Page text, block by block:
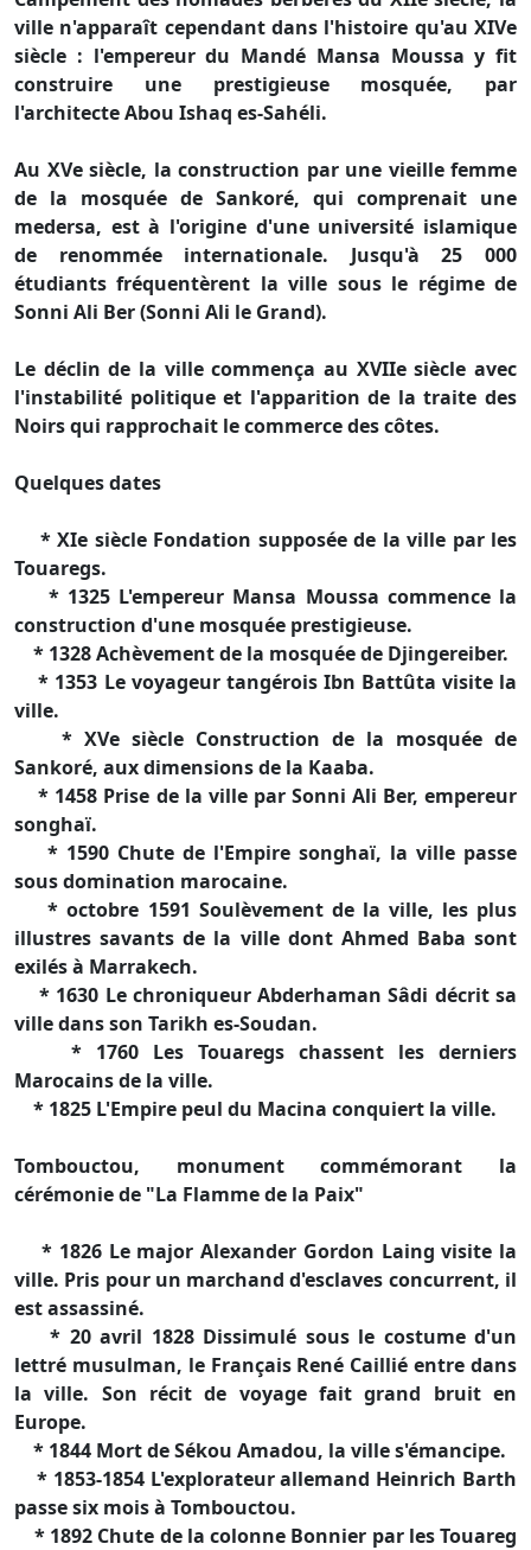
ville n'apparaît cependant dans l'histoire qu'au XIVe
siècle : l'empereur du Mandé Mansa Moussa y fit
construire une prestigieuse mosquée, par
l'architecte Abou Ishaq es-Sahéli.
Au XVe siècle, la construction par une vieille femme
de la mosquée de Sankoré, qui comprenait une
medersa, est à l'origine d'une université islamique
de renommée internationale. Jusqu'à 25 000
étudiants fréquentèrent la ville sous le régime de
Sonni Ali Ber (Sonni Ali le Grand).
Le déclin de la ville commença au XVIIe siècle avec
l'instabilité politique et l'apparition de la traite des
Noirs qui rapprochait le commerce des côtes.
Quelques dates
* XIe siècle Fondation supposée de la ville par les
Touaregs.
* 1325 L'empereur Mansa Moussa commence la
construction d'une mosquée prestigieuse.
* 1328 Achèvement de la mosquée de Djingereiber.
* 1353 Le voyageur tangérois Ibn Battûta visite la
ville.
* XVe siècle Construction de la mosquée de
Sankoré, aux dimensions de la Kaaba.
* 1458 Prise de la ville par Sonni Ali Ber, empereur
songhaï.
* 1590 Chute de l'Empire songhaï, la ville passe
sous domination marocaine.
* octobre 1591 Soulèvement de la ville, les plus
illustres savants de la ville dont Ahmed Baba sont
exilés à Marrakech.
* 1630 Le chroniqueur Abderhaman Sâdi décrit sa
ville dans son Tarikh es-Soudan.
* 1760 Les Touaregs chassent les derniers
Marocains de la ville.
* 1825 L'Empire peul du Macina conquiert la ville.
Tombouctou, monument commémorant la
cérémonie de "La Flamme de la Paix"
* 1826 Le major Alexander Gordon Laing visite la
ville. Pris pour un marchand d'esclaves concurrent, il
est assassiné.
* 20 avril 1828 Dissimulé sous le costume d'un
lettré musulman, le Français René Caillié entre dans
la ville. Son récit de voyage fait grand bruit en
Europe.
* 1844 Mort de Sékou Amadou, la ville s'émancipe.
* 1853-1854 L'explorateur allemand Heinrich Barth
passe six mois à Tombouctou.
* 1892 Chute de la colonne Bonnier par les Touareg